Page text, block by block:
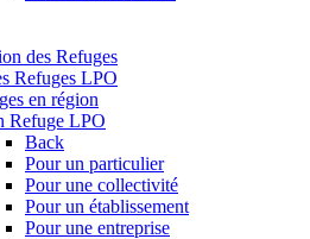
des Refuges
Refuges LPO
en région
Refuge LPO
Back
Pour un particulier
Pour une collectivité
Pour un établissement
Pour une entreprise